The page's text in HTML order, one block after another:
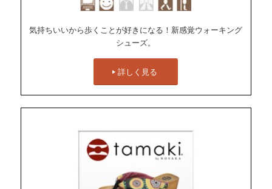
気持ちいいから歩くことが好きになる！新感覚ウォーキング
シューズ。
詳しく見る